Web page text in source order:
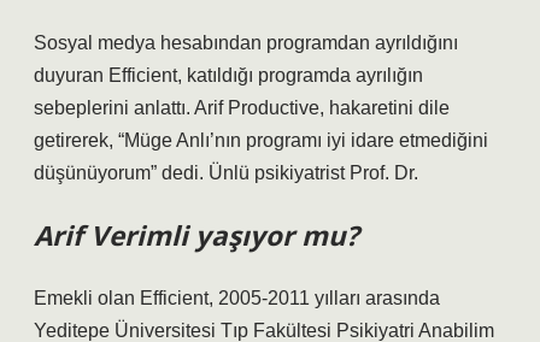
Sosyal medya hesabından programdan ayrıldığını
duyuran Efficient, katıldığı programda ayrılığın
sebeplerini anlattı. Arif Productive, hakaretini dile
getirerek, “Müge Anlı’nın programı iyi idare etmediğini
düşünüyorum” dedi. Ünlü psikiyatrist Prof. Dr.
Arif Verimli yaşıyor mu?
Emekli olan Efficient, 2005-2011 yılları arasında
Yeditepe Üniversitesi Tıp Fakültesi Psikiyatri Anabilim